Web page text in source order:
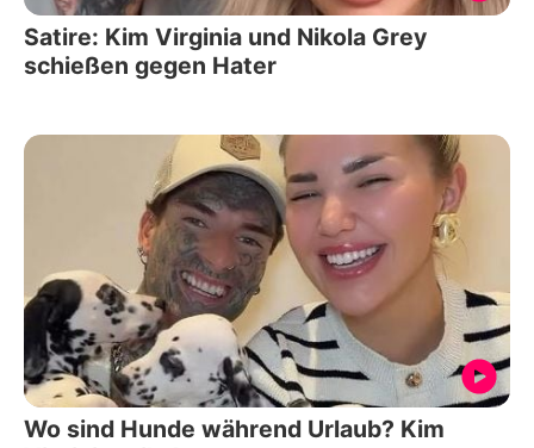
Satire: Kim Virginia und Nikola Grey
schießen gegen Hater
Wo sind Hunde während Urlaub? Kim